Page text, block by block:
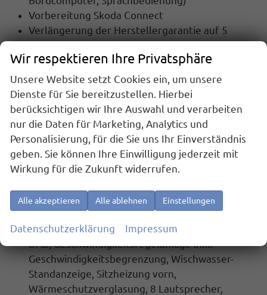
Vorbereitung Skoda Connect
Verlängerung der Herstellergarantie auf 5
Matrix LED-Scheinwerfer inkl. LED-Tagfahrlicht
(Kurvenfahrlicht, Fernlichtassistent "Light
Assist")
Serienausstattung:
12 Volt Steckdose, Dreipunkt-Sicherheitsgurte,
Kopfstützen,Start-Stopp-Anlage,
Spurhalteassistent, Berganfahrassistent
Airbag für Fahrer und Beifahrer,
Beifahrerairbag-Deaktivierung, Seitenairbag
vorn mit Kopfairbag,Digitaler Radioempfang
DAB, Geschwindigkeitsregelanlage inkl.
Geschwindigkeitsbegrenzung , Wischwasser-
Standanzeige, Sitzheizung vorn
Wärmeschutzverglasung, 8 Lautsprecher,
Wir respektieren Ihre Privatsphäre
Unsere Website setzt Cookies ein, um unsere
Dienste für Sie bereitzustellen. Hierbei
berücksichtigen wir Ihre Auswahl und verarbeiten
nur die Daten für Marketing, Analytics und
Personalisierung, für die Sie uns Ihr Einverständnis
geben. Sie können Ihre Einwilligung jederzeit mit
Wirkung für die Zukunft widerrufen.
Alle akzeptieren Alle ablehnen Einstellungen
Datenschutzerklärung Impressum